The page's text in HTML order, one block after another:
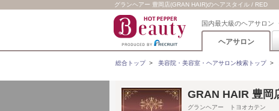
グランヘアー 豊岡店(GRAN HAIR)のヘアスタイル / RED
国内最大級のヘアサロン
ヘアサロン
総合トップ> 美容院・美容室・ヘアサロン検索トップ>
GRAN HAIR 豊岡
グランヘアー トヨオカテン